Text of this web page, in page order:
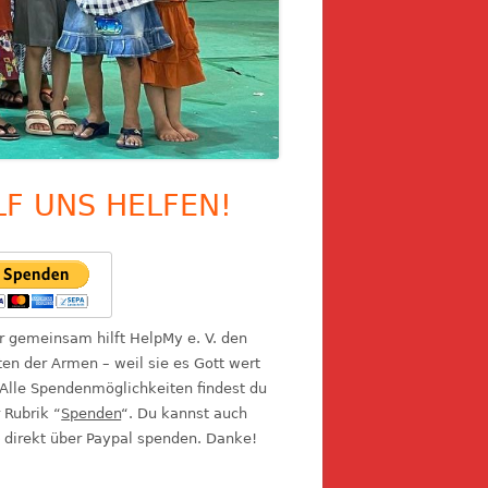
UNS HELFEN!
gemeinsam hilft HelpMy e. V. den
der Armen – weil sie es Gott wert
Spendenmöglichkeiten findest du
“Spenden“. Du kannst auch
direkt über Paypal spenden. Danke!